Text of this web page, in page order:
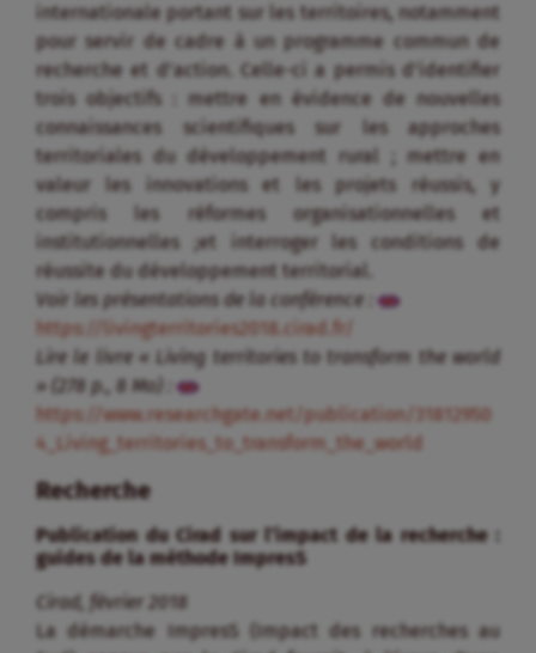
internationale portant sur les territoires, notamment
pour servir de cadre à un programme commun de
recherche et d’action. Celle-ci a permis d’identifier
trois objectifs : mettre en évidence de nouvelles
connaissances scientifiques sur les approches
territoriales du développement rural ; mettre en
valeur les innovations et les projets réussis, y
compris les réformes organisationnelles et
institutionnelles ;et interroger les conditions de
réussite du développement territorial.
Voir les présentations de la conférence :
https://livingterritories2018.cirad.fr/
Lire le livre « Living territories to transform the world
» (278 p., 8 Mo) :
https://www.researchgate.net/publication/31812950
4_Living_territories_to_transform_the_world
Recherche
Publication du Cirad sur l’impact de la recherche :
guides de la méthode ImpresS
Cirad, février 2018
La démarche ImpresS (Impact des recherches au